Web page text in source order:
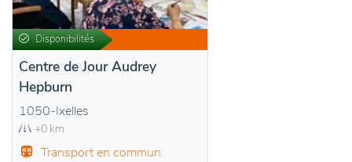
Disponibilités
Centre de Jour Audrey
Hepburn
1050-Ixelles
+0 km
Transport en commun